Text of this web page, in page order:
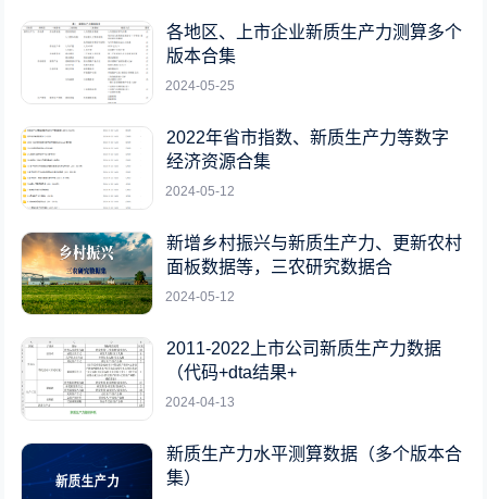
各地区、上市企业新质生产力测算多个
版本合集
2024-05-25
2022年省市指数、新质生产力等数字
经济资源合集
2024-05-12
新增乡村振兴与新质生产力、更新农村
面板数据等，三农研究数据合
2024-05-12
2011-2022上市公司新质生产力数据
（代码+dta结果+
2024-04-13
新质生产力水平测算数据（多个版本合
集）